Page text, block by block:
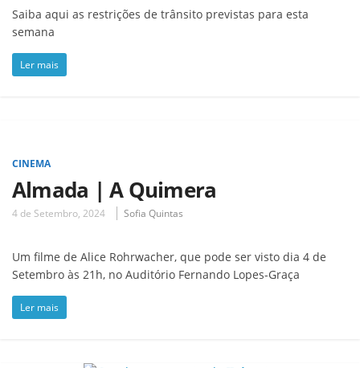
Saiba aqui as restrições de trânsito previstas para esta
semana
Ler mais
CINEMA
Almada | A Quimera
4 de Setembro, 2024 Sofia Quintas
Um filme de Alice Rohrwacher, que pode ser visto dia 4 de
Setembro às 21h, no Auditório Fernando Lopes-Graça
Ler mais